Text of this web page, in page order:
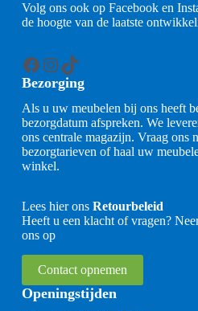
Volg ons ook op Facebook en
de hoogte van de laatste
Facebook
Instagram
TikTok
Bezorging
Als u uw meubelen bij ons heeft
bezorgdatum afspreken. We
ons centrale magazijn. Vraag ons
bezorgtarieven of haal uw
winkel.
Lees hier ons Retourbeleid
Heeft u een klacht of vragen?
ons op
Contact opnemen
Openingstijden